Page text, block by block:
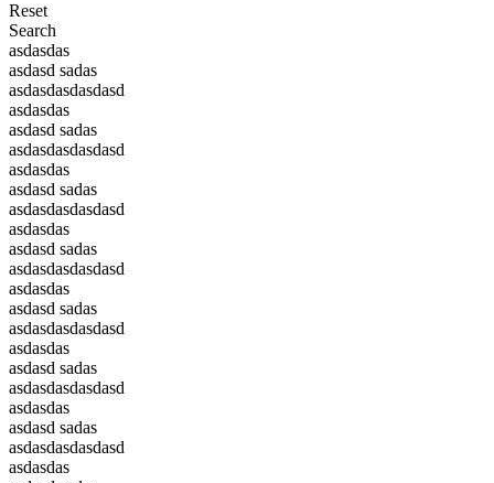
Reset
Search
asdasdas
asdasd sadas
asdasdasdasdasd
asdasdas
asdasd sadas
asdasdasdasdasd
asdasdas
asdasd sadas
asdasdasdasdasd
asdasdas
asdasd sadas
asdasdasdasdasd
asdasdas
asdasd sadas
asdasdasdasdasd
asdasdas
asdasd sadas
asdasdasdasdasd
asdasdas
asdasd sadas
asdasdasdasdasd
asdasdas